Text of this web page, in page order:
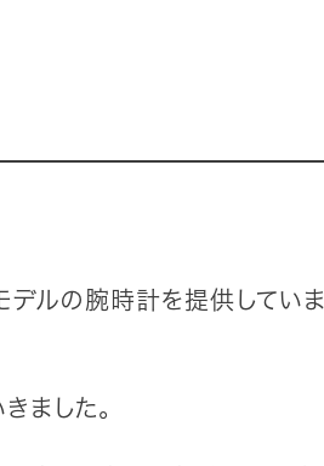
デルの腕時計を提供していま
ました。